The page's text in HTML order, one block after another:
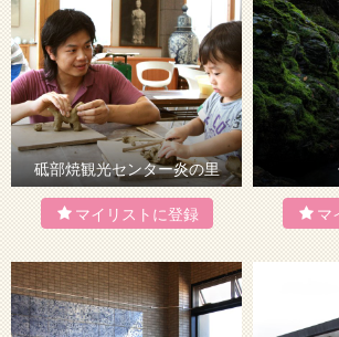
砥部焼観光センター炎の里